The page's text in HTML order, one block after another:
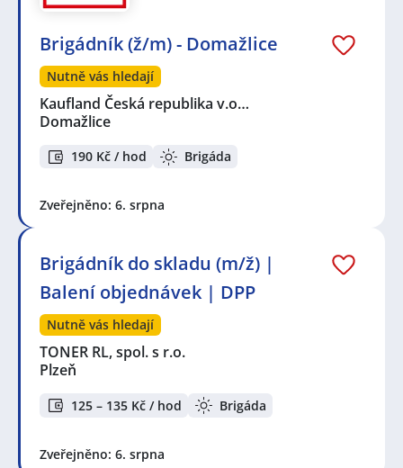
Brigádník (ž/m) - Domažlice
Nutně vás hledají
Kaufland Česká republika v.o…
Domažlice
190 Kč / hod Brigáda
Zveřejněno: 6. srpna
Brigádník do skladu (m/ž) |
Balení objednávek | DPP
Nutně vás hledají
TONER RL, spol. s r.o.
Plzeň
125 – 135 Kč / hod Brigáda
Zveřejněno: 6. srpna